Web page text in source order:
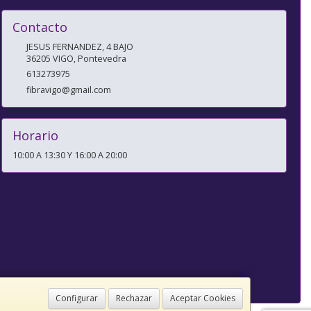
Configurar Rechazar Aceptar Cookies
Contacto
JESUS FERNANDEZ, 4 BAJO
36205 VIGO,Pontevedra
613273975
fibravigo@gmail.com
Horario
10:00 A 13:30 Y 16:00 A 20:00